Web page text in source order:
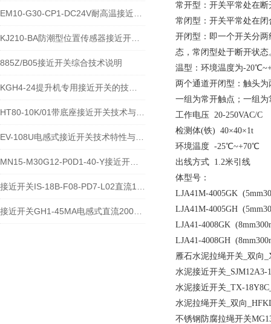
885Z/B05接近开关综合技术说明
常开型：开关平常处在
常闭型：开关平常处在
开闭型：即一个开关分
态，常闭型处于断开状态
温型：环境温度为-
两个通道开闭型：触头
一组为常开触点；一组为
工作电压 20-250VAC/C
检测体(铁) 40×40×1t
环境温度 -25℃~+70℃
出线方式 1.2米引线
体型号：
LJA41M-4005GK
LJA41M-4005GH
LJA41-4008GK
LJA41-4008GH
雁石水泥拉绳开关_双向
水泥接近开关_SJM12A3-
水泥接近开关_TX-
水泥拉绳开关_双向
不锈钢防腐拉绳开关